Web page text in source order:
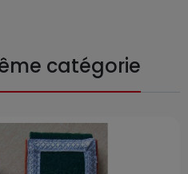
catégorie